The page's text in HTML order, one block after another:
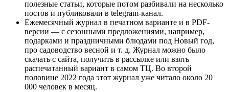
полезные статьи, которые потом разбивали на несколько
постов и публиковали в telegrаm-канал.
Ежемесячный журнал в печатном варианте и в PDF-
версии — с сезонными предложениями, например,
подарками и праздничными блюдами под Новый год,
про садоводство весной и т. д. Журнал можно было
скачать с сайта, получить в рассылке или взять
распечатанный вариант в самом ТЦ. Во второй
половине 2022 года этот журнал уже читало около 20
000 человек в месяц.